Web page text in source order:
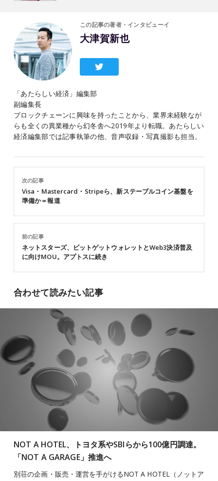
この記事の著者・インタビューイ
大津賀新也
「あたらしい経済」編集部
副編集長
ブロックチェーンに興味を持ったことから、業界未経験なが
らも全くの異業種から幻冬舎へ2019年より転職。あたらしい
経済編集部では記事執筆の他、音声収録・写真撮影も担当。
前の記事
ネットスターズ、ビットゲットウォレットとWeb3決済普及
に向けMOU。アプトスに続き
次の記事
Visa・Mastercard・Stripeら、新ステーブルコイン基盤を
準備か＝報道
合わせて読みたい記事
NOT A HOTEL、トヨタ系やSBIらから100億円調達。
「NOT A GARAGE」推進へ
別荘の企画・販売・運営を手がけるNOT A HOTEL（ノットア